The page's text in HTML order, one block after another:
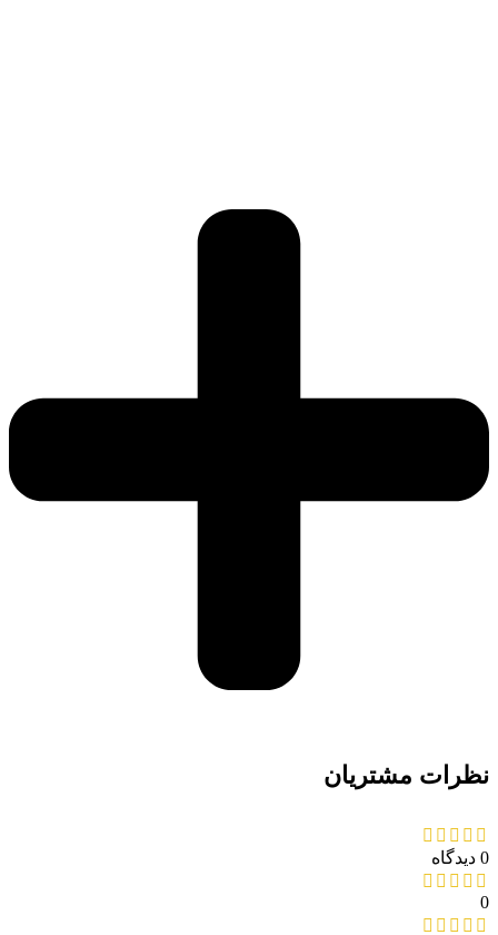
نظرات مشتریان
0 دیدگاه
0